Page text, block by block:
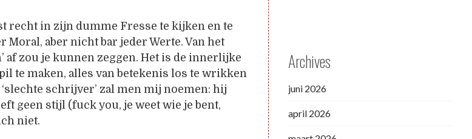
recht in zijn dumme Fresse te kijken en te
Moral, aber nicht bar jeder Werte. Van het
af zou je kunnen zeggen. Het is de innerlijke
te maken, alles van betekenis los te wrikken
schrijver’ zal men mij noemen: hij
geen stijl (fuck you, je weet wie je bent,
niet.
Archives
juni 2026
april 2026